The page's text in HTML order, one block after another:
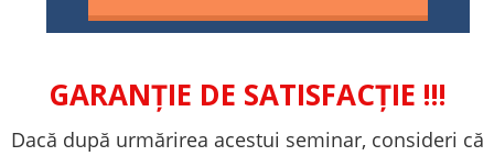
GARANȚIE DE SATISFACȚIE !!!
Dacă după urmărirea acestui seminar, consideri că